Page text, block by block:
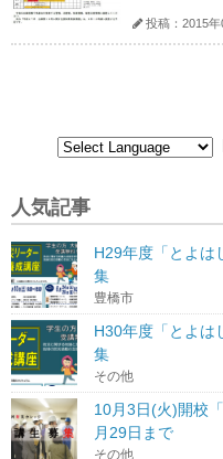
投稿：2015年
人気記事
H29年度「とよは
集
豊橋市
H30年度「とよは
集
その他
10月3日(火)開校
月29日まで
その他